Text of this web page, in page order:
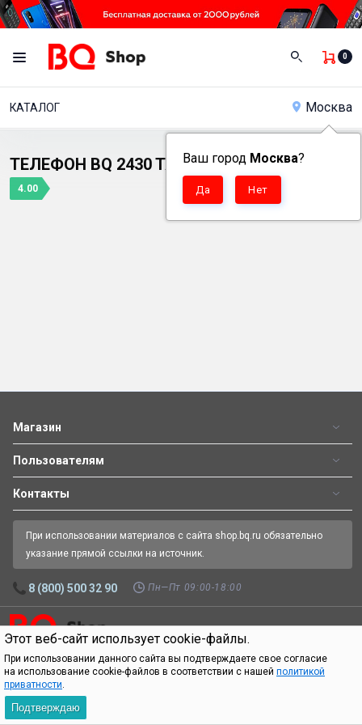
Этот веб-сайт использует cookie-файлы.
При использовании данного сайта вы подтверждаете свое согласие
на использование cookie-файлов в соответствии с нашей политикой
приватности.
Подтверждаю
0
КАТАЛОГ Москва
Ваш город Москва?
ТЕЛЕФОН BQ 2430 TANK POWER
4.00
Магазин
Пользователям
Контакты
При использовании материалов с сайта shop.bq.ru обязательно
указание прямой ссылки на источник.
8 (800) 500 32 90 Пн—Пт 09:00-18:00
© 2026Официальный интернет-магазин BQ. Все права защищены.